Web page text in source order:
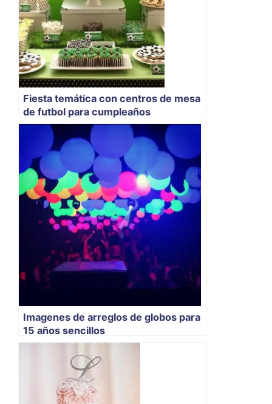
Fiesta temática con centros de mesa
de futbol para cumpleaños
Imagenes de arreglos de globos para
15 años sencillos